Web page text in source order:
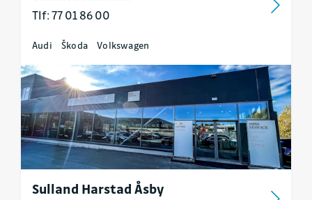
Tlf: 77 01 86 00
Audi Škoda Volkswagen
Sulland Harstad Åsby